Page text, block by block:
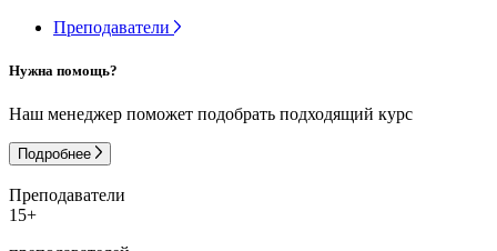
Преподаватели
Нужна помощь?
Наш менеджер поможет подобрать подходящий курс
Подробнее
Преподаватели
15+